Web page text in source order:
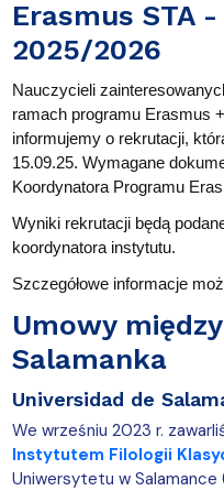
Erasmus STA
2025/2026
Nauczycieli
ramach programu Erasmus
informujemy o rekrutacji,
15.09.25. Wymagane
Koordynatora Programu
Wyniki rekrutacji będą
koordynatora instytutu.
Szczegółowe informacje
Umowy
Salamanka
Universidad de
We wrześniu 2023 r.
Instytutem Filologii
Uniwersytetu w Salamance